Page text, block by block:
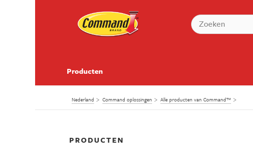
Producten
Nederland Command oplossingen Alle producten van Command™
PRODUCTEN